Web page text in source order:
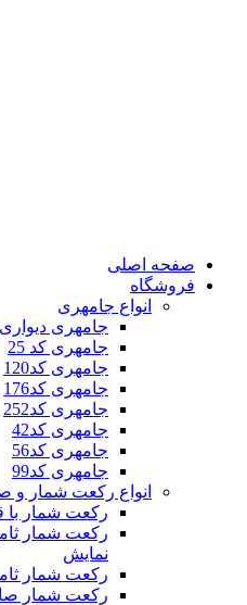
صفحه اصلی
فروشگاه
انواع جامهری
جامهری دیواری
جامهری کد 25
جامهری کد120
جامهری کد176
جامهری کد252
جامهری کد42
جامهری کد56
جامهری کد99
انواع رکعت شمار و
رکعت شمار با
نمایش
رکعت شمار ثامن
رکعت شمار